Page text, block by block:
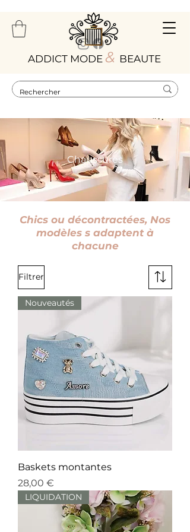
ADDICT MODE & BEAUTE
Chaussures
Chics ou décontractées, Nos
modèles s adaptent à
chacune
Filtrer
Nouveautés
Baskets montantes
Prix
28,00 €
LIQUIDATION